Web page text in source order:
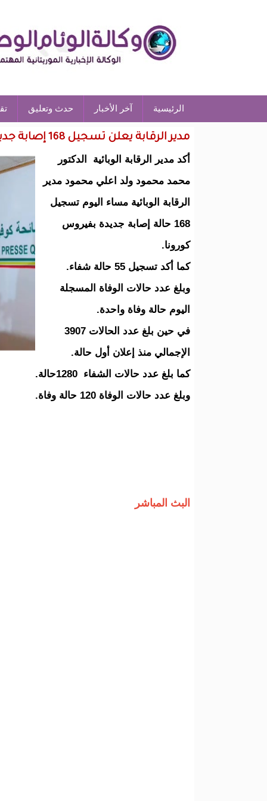
الرئيسية آخر الأخبار حدث وتعليق
مدير الرقابة يعلن تسجيل 168 إصابة جديدة ب"كورونا" و55 حالة شفاء
أكد مدير الرقابة الوبائية الدكتور
محمد محمود ولد اعلي محمود مدير
الرقابة الوبائية مساء اليوم تسجيل
168 حالة إصابة جديدة بفيروس
كورونا.
كما أكد تسجيل 55 حالة شفاء.
وبلغ عدد حالات الوفاة المسجلة
اليوم حالة وفاة واحدة.
في حين بلغ عدد الحالات 3907
الإجمالي منذ إعلان أول حالة.
كما بلغ عدد حالات الشفاء 1280حالة.
وبلغ عدد حالات الوفاة 120 حالة وفاة.
البث المباشر